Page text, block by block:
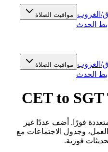
الغروب مواقيت الصلاة
الحدث
الغروب مواقيت الصلاة
الحدث
CET to
فورًا. أضف عددًا غير
وجدول الاجتماعات مع
فورية.